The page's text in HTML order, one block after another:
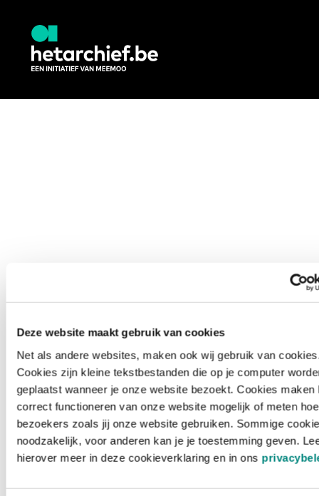
Deze website maakt gebruik van cookies
Net als andere websites, maken ook wij gebruik van
Cookies zijn kleine tekstbestanden die op je computer
geplaatst wanneer je onze website bezoekt. Cookies maken
correct functioneren van onze website mogelijk of meten hoe
bezoekers zoals jij onze website gebruiken. Sommige
noodzakelijk, voor anderen kan je je toestemming geven.
hierover meer in deze cookieverklaring en in ons